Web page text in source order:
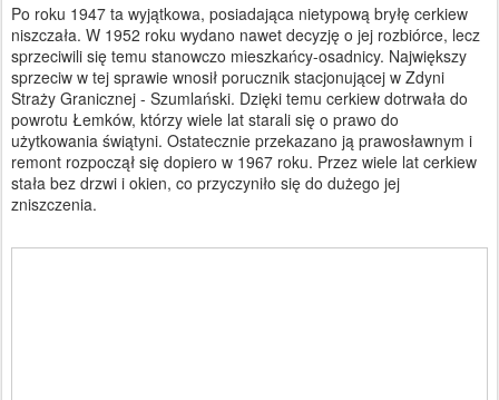
Po roku 1947 ta wyjątkowa, posiadająca nietypową bryłę cerkiew
niszczała. W 1952 roku wydano nawet decyzję o jej rozbiórce, lecz
sprzeciwili się temu stanowczo mieszkańcy-osadnicy. Największy
sprzeciw w tej sprawie wnosił porucznik stacjonującej w Zdyni
Straży Granicznej - Szumlański. Dzięki temu cerkiew dotrwała do
powrotu Łemków, którzy wiele lat starali się o prawo do
użytkowania świątyni. Ostatecznie przekazano ją prawosławnym i
remont rozpoczął się dopiero w 1967 roku. Przez wiele lat cerkiew
stała bez drzwi i okien, co przyczyniło się do dużego jej
zniszczenia.